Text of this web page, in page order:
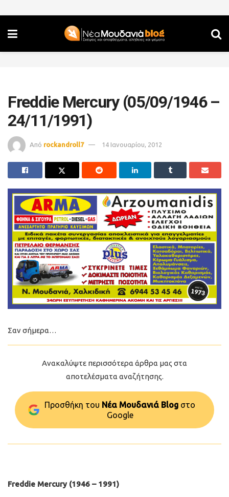
Freddie Mercury (05/09/1946 –
24/11/1991)
Από rockandroll7 14 Ιανουαρίου, 2012
Σαν σήμερα…
Ανακαλύψτε περισσότερα άρθρα μας στα
αποτελέσματα αναζήτησης.
Προσθήκη του Νέα Μουδανιά Blog στo
Google
Freddie Mercury (1946 – 1991)